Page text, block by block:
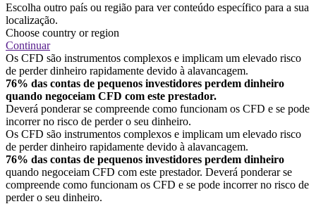
Escolha outro país ou região para ver conteúdo específico para a sua
localização.
Choose country or region
Continuar
Os CFD são instrumentos complexos e implicam um elevado risco
de perder dinheiro rapidamente devido à alavancagem.
76% das contas de pequenos investidores perdem dinheiro
quando negoceiam CFD com este prestador.
Deverá ponderar se compreende como funcionam os CFD e se pode
incorrer no risco de perder o seu dinheiro.
Os CFD são instrumentos complexos e implicam um elevado risco
de perder dinheiro rapidamente devido à alavancagem.
76% das contas de pequenos investidores perdem dinheiro
quando negoceiam CFD com este prestador. Deverá ponderar se
compreende como funcionam os CFD e se pode incorrer no risco de
perder o seu dinheiro.